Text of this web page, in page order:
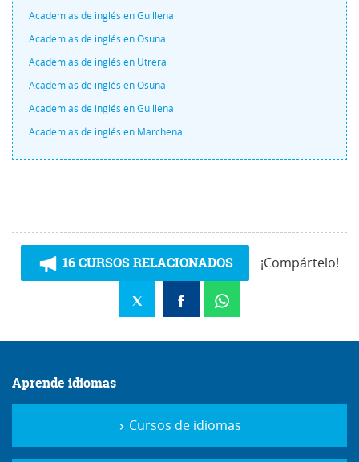
Academias de inglés en Guillena
Academias de inglés en Osuna
Academias de inglés en Utrera
Academias de inglés en Osuna
Academias de inglés en Guillena
Academias de inglés en Marchena
16 CURSOS RELACIONADOS ¡Compártelo!
Aprende idiomas
Cursos de idiomas